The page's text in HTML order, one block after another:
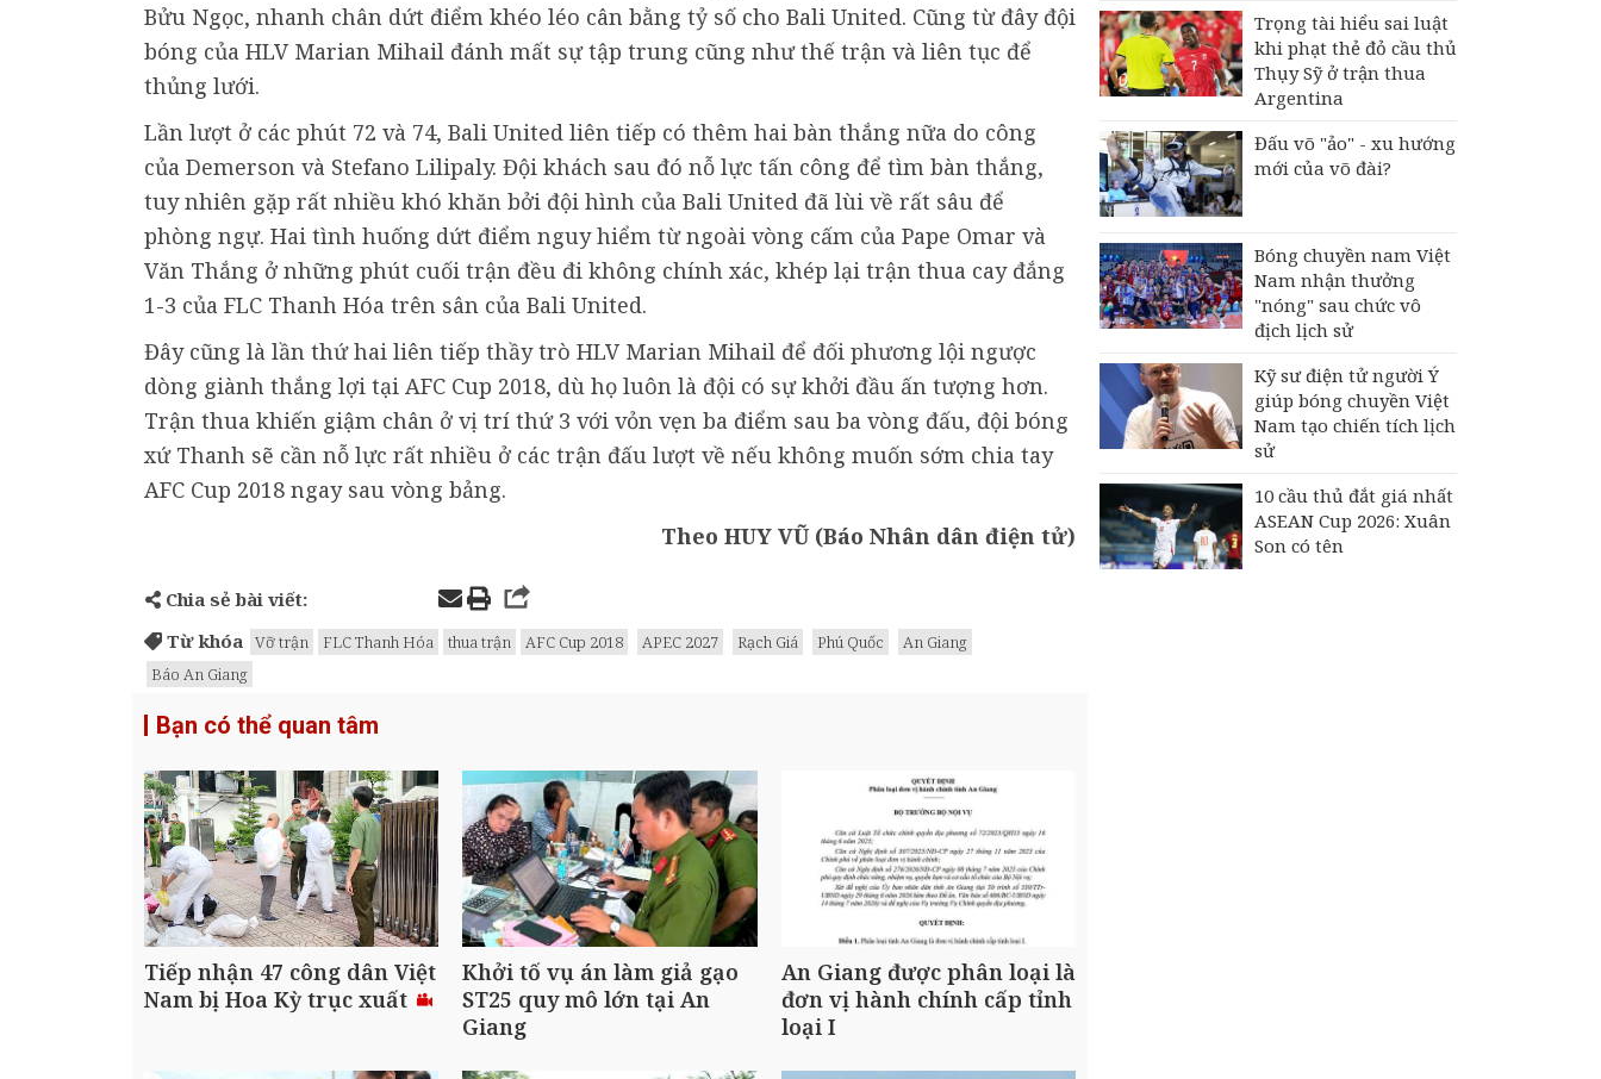
Bửu Ngọc, nhanh chân dứt điểm khéo léo cân bằng tỷ số cho Bali United. Cũng từ đây đội
bóng của HLV Marian Mihail đánh mất sự tập trung cũng như thế trận và liên tục để
thủng lưới.
Lần lượt ở các phút 72 và 74, Bali United liên tiếp có thêm hai bàn thắng nữa do công
của Demerson và Stefano Lilipaly. Đội khách sau đó nỗ lực tấn công để tìm bàn thắng,
tuy nhiên gặp rất nhiều khó khăn bởi đội hình của Bali United đã lùi về rất sâu để
phòng ngự. Hai tình huống dứt điểm nguy hiểm từ ngoài vòng cấm của Pape Omar và
Văn Thắng ở những phút cuối trận đều đi không chính xác, khép lại trận thua cay đắng
1-3 của FLC Thanh Hóa trên sân của Bali United.
Đây cũng là lần thứ hai liên tiếp thầy trò HLV Marian Mihail để đối phương lội ngược
dòng giành thắng lợi tại AFC Cup 2018, dù họ luôn là đội có sự khởi đầu ấn tượng hơn.
Trận thua khiến giậm chân ở vị trí thứ 3 với vỏn vẹn ba điểm sau ba vòng đấu, đội bóng
xứ Thanh sẽ cần nỗ lực rất nhiều ở các trận đấu lượt về nếu không muốn sớm chia tay
AFC Cup 2018 ngay sau vòng bảng.
Theo HUY VŨ (Báo Nhân dân điện tử)
Chia sẻ bài viết:
Từ khóa
Vỡ trận FLC Thanh Hóa thua trận AFC Cup 2018 APEC 2027 Rạch Giá Phú Quốc
An Giang
Báo An Giang
Bạn có thể quan tâm
Tiếp nhận 47 công dân Việt
Nam bị Hoa Kỳ trục xuất
Khởi tố vụ án làm giả gạo
ST25 quy mô lớn tại An
Giang
An Giang được phân loại là
đơn vị hành chính cấp tỉnh
loại I
Trọng tài hiểu sai luật
khi phạt thẻ đỏ cầu thủ
Thụy Sỹ ở trận thua
Argentina
Đấu võ "ảo" - xu hướng
mới của võ đài?
Bóng chuyền nam Việt
Nam nhận thưởng
"nóng" sau chức vô
địch lịch sử
Kỹ sư điện tử người Ý
giúp bóng chuyền Việt
Nam tạo chiến tích lịch
sử
10 cầu thủ đắt giá nhất
ASEAN Cup 2026: Xuân
Son có tên